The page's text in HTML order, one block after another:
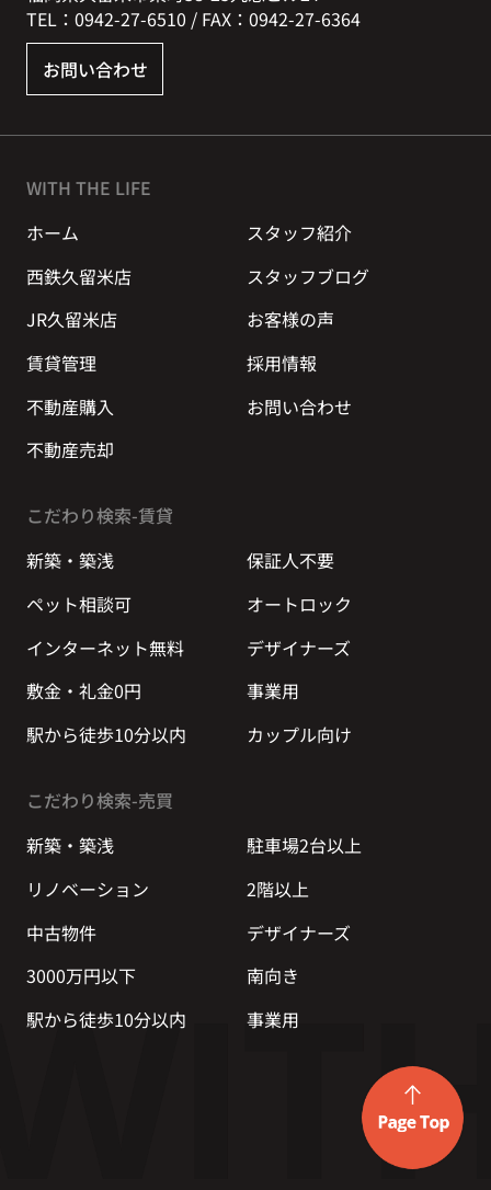
TEL：0942-27-6510 / FAX：0942-27-6364
お問い合わせ
WITH THE LIFE
ホーム
スタッフ紹介
西鉄久留米店
スタッフブログ
JR久留米店
お客様の声
賃貸管理
採用情報
不動産購入
お問い合わせ
不動産売却
こだわり検索-賃貸
新築・築浅
保証人不要
ペット相談可
オートロック
インターネット無料
デザイナーズ
敷金・礼金0円
事業用
駅から徒歩10分以内
カップル向け
こだわり検索-売買
新築・築浅
駐車場2台以上
リノベーション
2階以上
中古物件
デザイナーズ
3000万円以下
南向き
駅から徒歩10分以内
事業用